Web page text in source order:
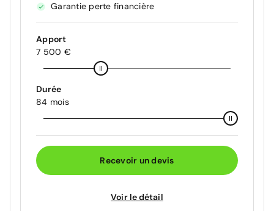
Garantie perte financière
Apport
7 500 €
Durée
84 mois
Recevoir un devis
Voir le détail